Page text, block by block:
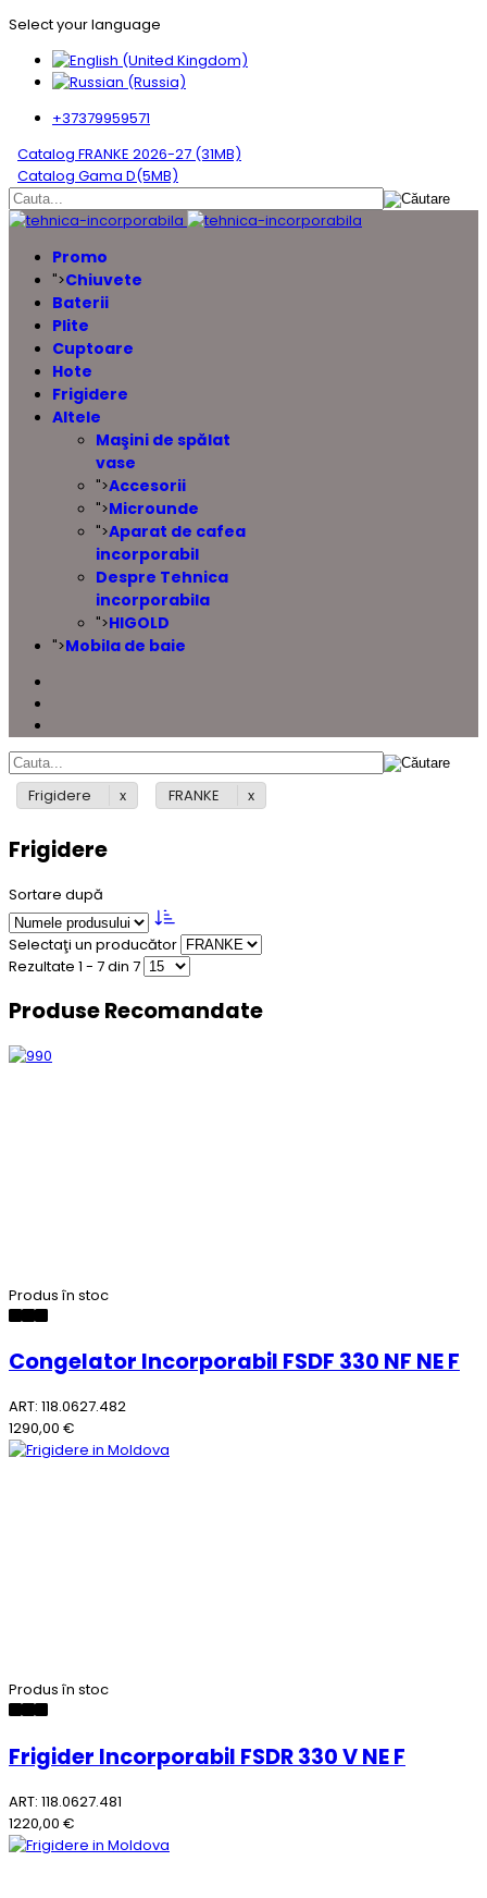
Select your language
+37379959571
Catalog FRANKE 2026-27 (31MB)
Catalog Gama D(5MB)
Promo
">Chiuvete
Baterii
Plite
Cuptoare
Hote
Frigidere
Altele
Maşini de spălat
vase
">Accesorii
">Microunde
">Aparat de cafea
incorporabil
Despre Tehnica
incorporabila
">HIGOLD
">Mobila de baie
Frigidere FRANKE
Frigidere
Sortare după
Selectaţi un producător
Rezultate 1 - 7 din 7
Produse Recomandate
Produs în stoc
Congelator Incorporabil FSDF 330 NF NE F
ART: 118.0627.482
1290,00 €
Produs în stoc
Frigider Incorporabil FSDR 330 V NE F
ART: 118.0627.481
1220,00 €